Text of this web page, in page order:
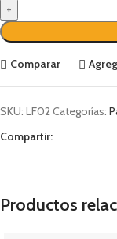
Comparar
SKU: LF02Categorías:
Compartir:
Productos